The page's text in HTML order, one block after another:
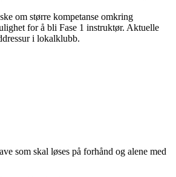
om større kompetanse omkring
for å bli Fase 1 instruktør. Aktuelle
i lokalklubb.
som skal løses på forhånd og alene med